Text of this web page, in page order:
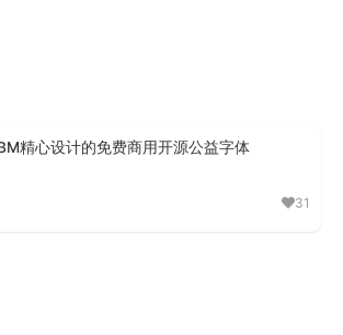
精心设计的免费商用开源公益字体
31